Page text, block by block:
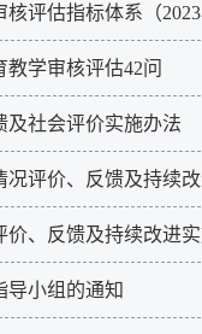
评估指标体系（2023
学审核评估42问
及社会评价实施办法
评价、反馈及持续
、反馈及持续改进实
导小组的通知